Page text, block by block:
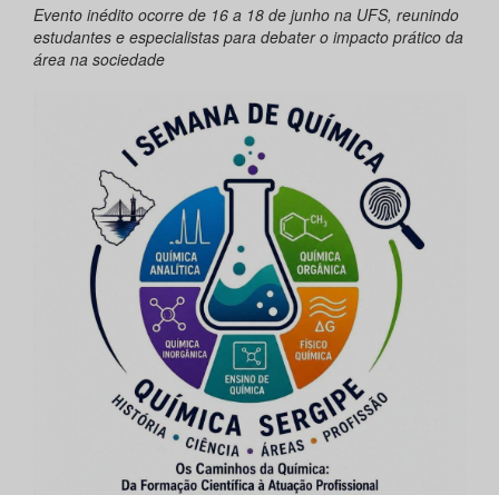
Evento inédito ocorre de 16 a 18 de junho na UFS, reunindo
estudantes e especialistas para debater o impacto prático da
área na sociedade